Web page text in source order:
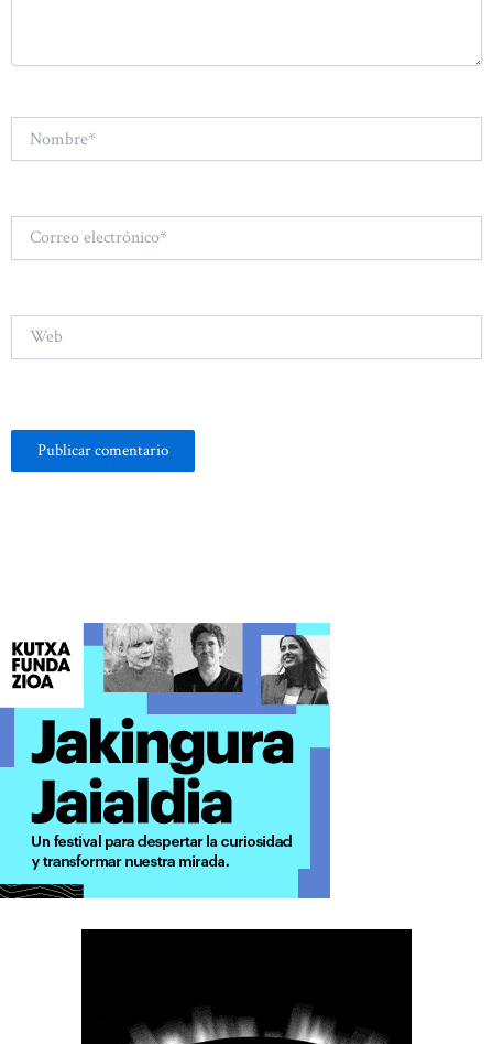
Correo
electrónico*
Web